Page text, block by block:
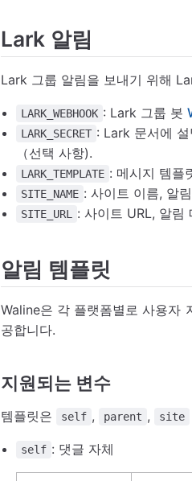
Lark 알림
Lark 그룹 알림을 보내기 위해
LARK_WEBHOOK : Lark 그룹 봇
LARK_SECRET : Lark 문서에
（선택 사항).
LARK_TEMPLATE : 메시지 템플
SITE_NAME : 사이트 이름, 알
SITE_URL : 사이트 URL, 알림
알림 템플릿
Waline은 각 플랫폼별로 사용자
공합니다.
지원되는 변수
템플릿은 self , parent , site
self : 댓글 자체